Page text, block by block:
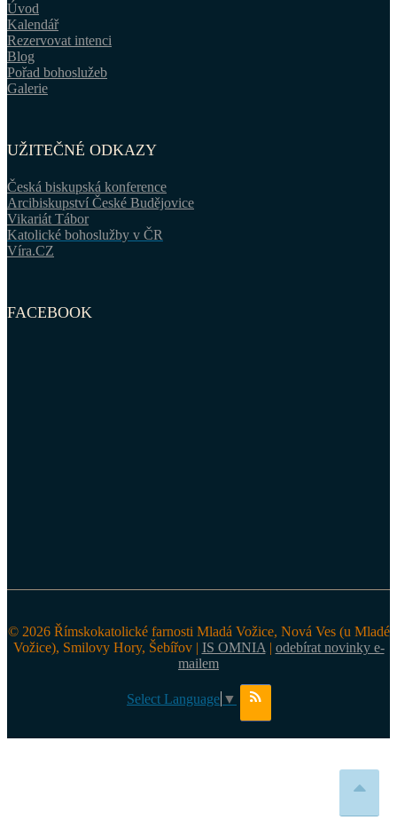
Úvod
Kalendář
Rezervovat intenci
Blog
Pořad bohoslužeb
Galerie
UŽITEČNÉ ODKAZY
Česká biskupská konference
Arcibiskupství České Budějovice
Vikariát Tábor
Katolické bohoslužby v ČR
Víra.CZ
FACEBOOK
© 2026 Římskokatolické farnosti Mladá Vožice, Nová Ves (u Mladé
Vožice), Smilovy Hory, Šebířov | IS OMNIA| odebírat novinky e-
mailem
Select Language ▼